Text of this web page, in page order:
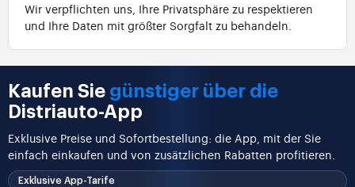
Wir verpflichten uns, Ihre Privatsphäre zu respektieren
und Ihre Daten mit größter Sorgfalt zu behandeln.
Kaufen Sie günstiger über die
Distriauto-App
Exklusive Preise und Sofortbestellung: die App, mit der Sie
einfach einkaufen und von zusätzlichen Rabatten profitieren.
Exklusive App-Tarife